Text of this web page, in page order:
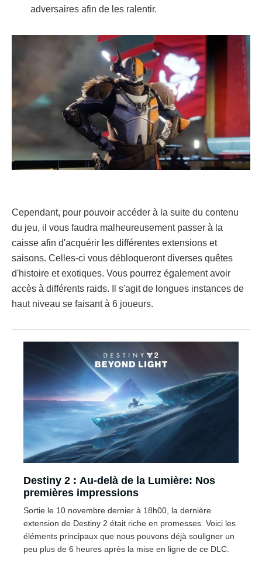
adversaires afin de les ralentir.
Cependant, pour pouvoir accéder à la suite du contenu
du jeu, il vous faudra malheureusement passer à la
caisse afin d'acquérir les différentes extensions et
saisons. Celles-ci vous débloqueront diverses quêtes
d'histoire et exotiques. Vous pourrez également avoir
accès à différents raids. Il s'agit de longues instances de
haut niveau se faisant à 6 joueurs.
Destiny 2 : Au-delà de la Lumière: Nos
premières impressions
Sortie le 10 novembre dernier à 18h00, la dernière
extension de Destiny 2 était riche en promesses. Voici les
éléments principaux que nous pouvons déjà souligner un
peu plus de 6 heures après la mise en ligne de ce DLC.